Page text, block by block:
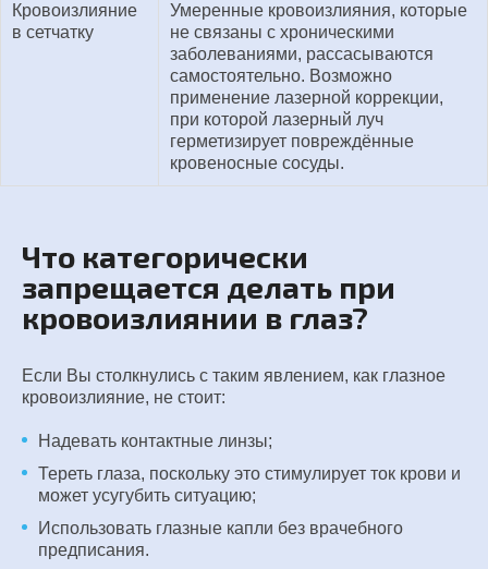
Кровоизлияние
в сетчатку
Умеренные кровоизлияния, которые
не связаны с хроническими
заболеваниями, рассасываются
самостоятельно. Возможно
применение лазерной коррекции,
при которой лазерный луч
герметизирует повреждённые
кровеносные сосуды.
Что категорически
запрещается делать при
кровоизлиянии в глаз?
Если Вы столкнулись с таким явлением, как глазное
кровоизлияние, не стоит:
Надевать контактные линзы;
Тереть глаза, поскольку это стимулирует ток крови и
может усугубить ситуацию;
Использовать глазные капли без врачебного
предписания.